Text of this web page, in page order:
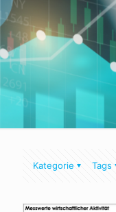
Kategorie Tags